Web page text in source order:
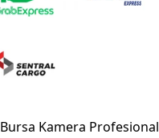
Bursa Kamera Profesional